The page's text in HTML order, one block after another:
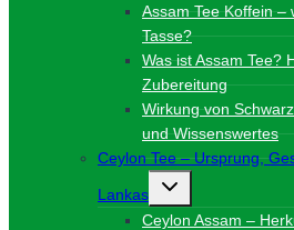
Assam Tee Koffein –
Tasse?
Was ist Assam Tee?
Zubereitung
Wirkung von
und Wissenswertes
Ceylon Tee – Ursprung,
Lankas
Untermenü
umschalten
Ceylon Assam –